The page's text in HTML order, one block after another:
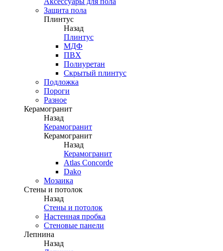
Защита пола
Плинтус
Назад
Плинтус
МДФ
ПВХ
Полиуретан
Скрытый плинтус
Подложка
Пороги
Разное
Керамогранит
Назад
Керамогранит
Керамогранит
Назад
Керамогранит
Atlas Concorde
Dako
Мозаика
Стены и потолок
Назад
Стены и потолок
Настенная пробка
Стеновые панели
Лепнина
Назад